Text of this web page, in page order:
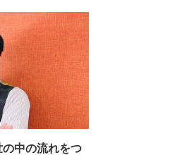
の中の流れをつ